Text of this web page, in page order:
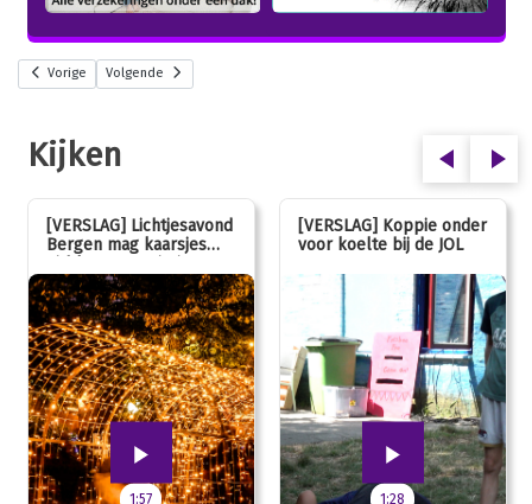
Vorige Volgende
Kijken
[VERSLAG] Lichtjesavond
Bergen mag kaarsjes
jubileum!
1:57
[VERSLAG] Koppie onder
voor koelte bij de JOL
1:28